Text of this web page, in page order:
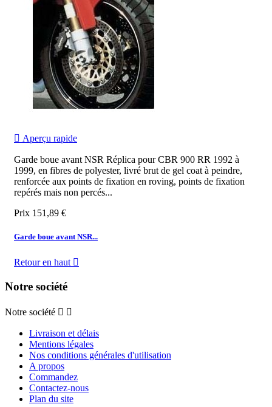
 Aperçu rapide
Garde boue avant NSR Réplica pour CBR 900 RR 1992 à
1999, en fibres de polyester, livré brut de gel coat à peindre,
renforcée aux points de fixation en roving, points de fixation
repérés mais non percés...
Prix 151,89 €
Garde boue avant NSR...
Retour en haut 
Notre société
Notre société  
Livraison et délais
Mentions légales
Nos conditions générales d'utilisation
A propos
Commandez
Contactez-nous
Plan du site